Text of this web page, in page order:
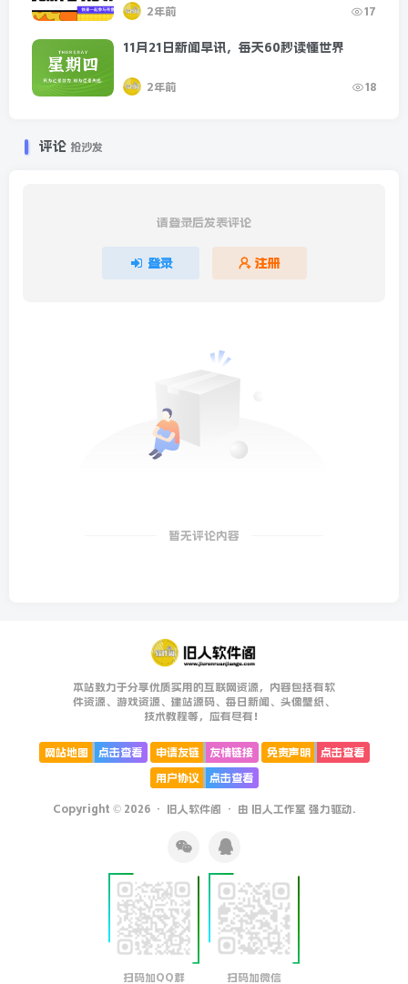
2年前 17
11月21日新闻早讯，每天60秒读懂世界
2年前 18
评论 抢沙发
请登录后发表评论
登录 注册
暂无评论内容
本站致力于分享优质实用的互联网资源，内容包括有软
件资源、游戏资源、建站源码、每日新闻、头像壁纸、
技术教程等，应有尽有！
网站地图 点击查看 申请友链 友情链接 免责声明
点击查看
用户协议
点击查看
Copyright © 2026 · 旧人软件阁 · 由 旧人工作室 强力驱动.
扫码加QQ群 扫码加微信